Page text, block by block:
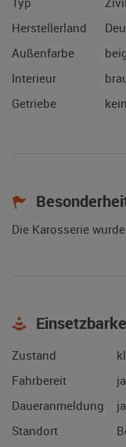
Herstellerland
Außenfarbe
Interieur
Getriebe
Die Karosserie
Zustand
Fahrbereit
ja
Daueranmeldung
ja
Standort